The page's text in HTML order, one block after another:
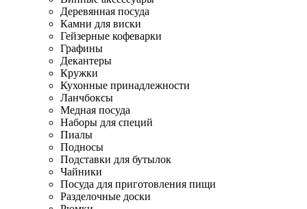
Деревянная посуда
Камни для виски
Гейзерные кофеварки
Графины
Декантеры
Кружки
Кухонные принадлежности
Ланчбоксы
Медная посуда
Наборы для специй
Пиалы
Подносы
Подставки для бутылок
Чайники
Посуда для приготовления пищи
Разделочные доски